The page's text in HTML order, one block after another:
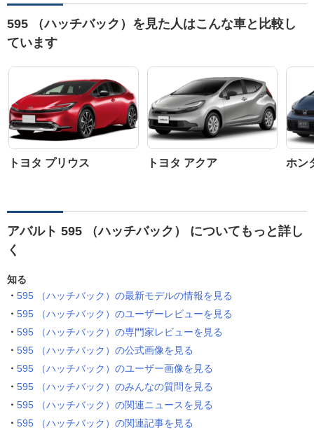
595 （ハッチバック）を見た人はこんな車と比較し
ています
トヨタ プリウス トヨタ アクア ホン
アバルト 595 （ハッチバック） についてもっと詳し
く
知る
595 （ハッチバック）の最新モデルの情報を見る
595 （ハッチバック）のユーザーレビューを見る
595 （ハッチバック）の専門家レビューを見る
595 （ハッチバック）の公式画像を見る
595 （ハッチバック）のユーザー画像を見る
595 （ハッチバック）のみんなの質問を見る
595 （ハッチバック）の関連ニュースを見る
595 （ハッチバック）の関連記事を見る